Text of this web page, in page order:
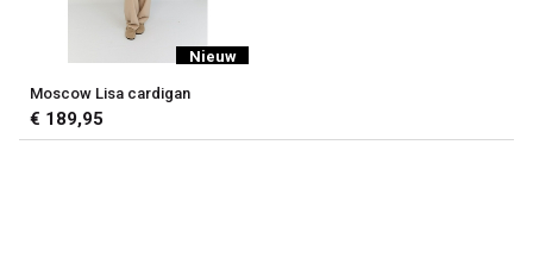
Nieuw
Moscow Lisa cardigan
€ 189,95